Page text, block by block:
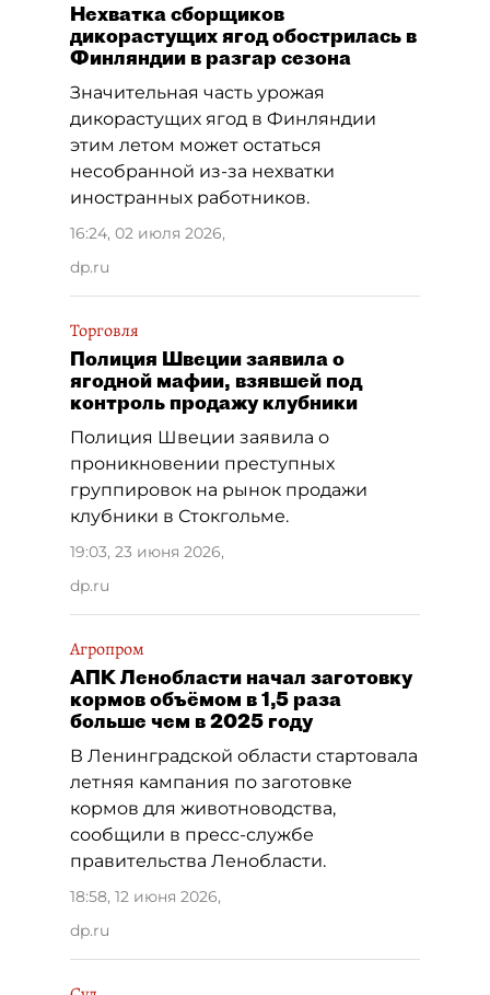
Нехватка сборщиков
дикорастущих ягод обострилась в
Финляндии в разгар сезона
Значительная часть урожая
дикорастущих ягод в Финляндии
этим летом может остаться
несобранной из-за нехватки
иностранных работников.
16:24, 02 июля 2026,
dp.ru
Торговля
Полиция Швеции заявила о
ягодной мафии, взявшей под
контроль продажу клубники
Полиция Швеции заявила о
проникновении преступных
группировок на рынок продажи
клубники в Стокгольме.
19:03, 23 июня 2026,
dp.ru
Агропром
АПК Ленобласти начал заготовку
кормов объёмом в 1,5 раза
больше чем в 2025 году
В Ленинградской области стартовала
летняя кампания по заготовке
кормов для животноводства,
сообщили в пресс-службе
правительства Ленобласти.
18:58, 12 июня 2026,
dp.ru